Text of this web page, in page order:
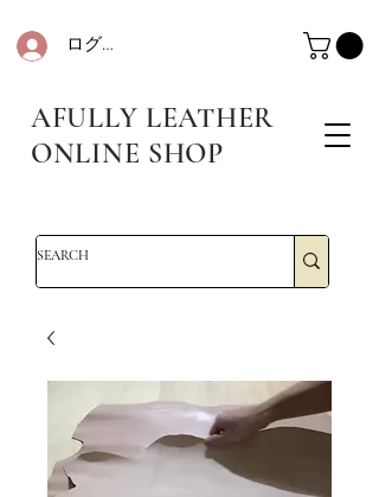
ログイン
AFULLY LEATHER
ONLINE SHOP